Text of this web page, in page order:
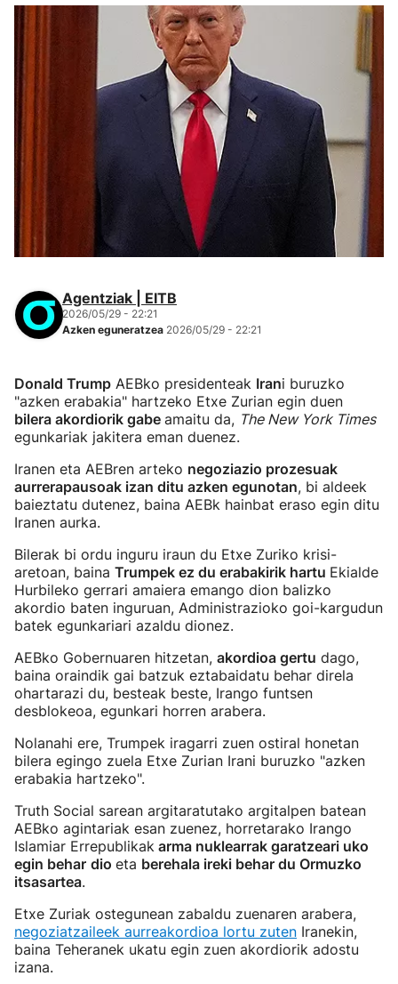
Agentziak | EITB
2026/05/29 - 22:21
Azken eguneratzea 2026/05/29 - 22:21
Donald Trump AEBko presidenteak Irani buruzko
"azken erabakia" hartzeko Etxe Zurian egin duen
bilera akordiorik gabe amaitu da, The New York Times
egunkariak jakitera eman duenez.
Iranen eta AEBren arteko negoziazio prozesuak
aurrerapausoak izan ditu azken egunotan, bi aldeek
baieztatu dutenez, baina AEBk hainbat eraso egin ditu
Iranen aurka.
Bilerak bi ordu inguru iraun du Etxe Zuriko krisi-
aretoan, baina Trumpek ez du erabakirik hartu Ekialde
Hurbileko gerrari amaiera emango dion balizko
akordio baten inguruan, Administrazioko goi-kargudun
batek egunkariari azaldu dionez.
AEBko Gobernuaren hitzetan, akordioa gertu dago,
baina oraindik gai batzuk eztabaidatu behar direla
ohartarazi du, besteak beste, Irango funtsen
desblokeoa, egunkari horren arabera.
Nolanahi ere, Trumpek iragarri zuen ostiral honetan
bilera egingo zuela Etxe Zurian Irani buruzko "azken
erabakia hartzeko".
Truth Social sarean argitaratutako argitalpen batean
AEBko agintariak esan zuenez, horretarako Irango
Islamiar Errepublikak arma nuklearrak garatzeari uko
egin behar dio eta berehala ireki behar du Ormuzko
itsasartea.
Etxe Zuriak ostegunean zabaldu zuenaren arabera,
negoziatzaileek aurreakordioa lortu zuten Iranekin,
baina Teheranek ukatu egin zuen akordiorik adostu
izana.